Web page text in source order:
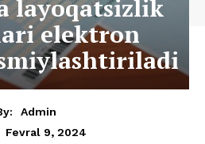
layoqatsizlik
elektron
Admin
Fevral 9, 2024